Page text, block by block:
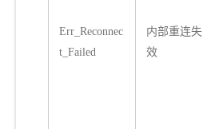
Err_Reconnec
t_Failed
内部重连失
效